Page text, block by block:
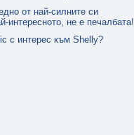
от най-силните си
интересното, не е печалбата!
с интерес към Shelly?